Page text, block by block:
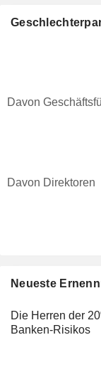
Neueste
Die Herren der
Banken-Risikos
Davon
Davon Direktoren